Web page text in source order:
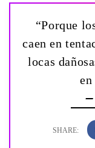
“Porque
caen en
locas